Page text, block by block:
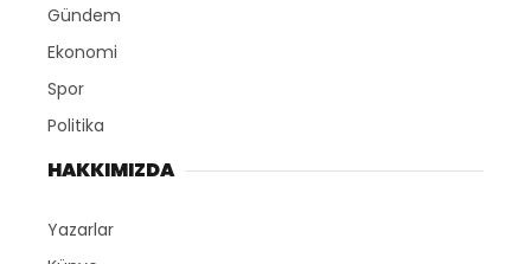
Gündem
Ekonomi
Spor
Politika
HAKKIMIZDA
Yazarlar